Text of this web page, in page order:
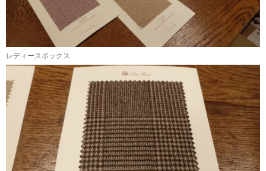
レディースボックス